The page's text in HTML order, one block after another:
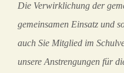
Die Verwirklichung der
gemeinsamen Einsatz und
auch Sie Mitglied im
unsere Anstrengungen für